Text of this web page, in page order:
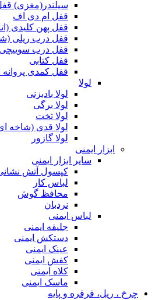
سیلندر(مغزی)
قفل ام دی اف
قفل پهن کلیدی
قفل درب ریلی
قفل درب
قفل کتابی
قفل کمدی پروانه
لولا
لولا بادبزنی
لولا برگی
لولا تخت
لولا قدی (شاخه
لولا گازور
ابزار ایمنی
سایر ابزار ایمنی
کپسول آتش
لباس کار
محافظ گوش
نردبان
لباس ایمنی
جلیقه ایمنی
دستکش ایمنی
عینک ایمنی
کفش ایمنی
کلاه ایمنی
ماسک ایمنی
چرخ ، ریل، قرقره و پایه